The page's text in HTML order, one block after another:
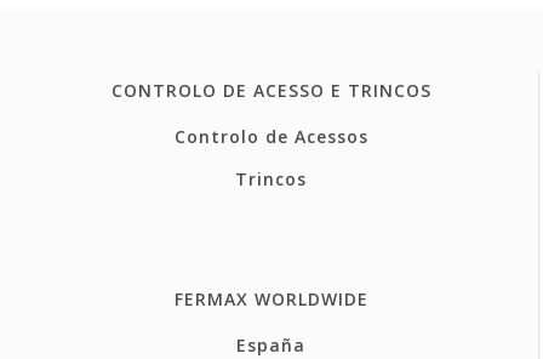
CONTROLO DE ACESSO E TRINCOS
Controlo de Acessos
Trincos
FERMAX WORLDWIDE
España